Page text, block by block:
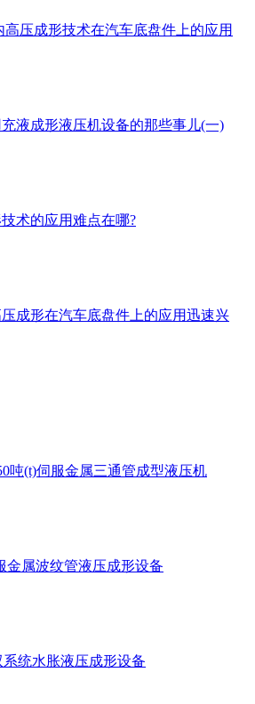
高压成形技术在汽车底盘件上的应用
液成形液压机设备的那些事儿(一)
术的应用难点在哪?
成形在汽车底盘件上的应用迅速兴
吨(t)伺服金属三通管成型液压机
金属波纹管液压成形设备
统水胀液压成形设备